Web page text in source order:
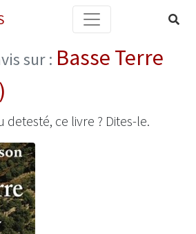
sur : Basse Terre
detesté, ce livre ? Dites-le.